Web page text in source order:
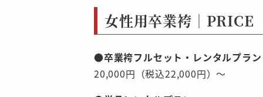
女性用卒業袴｜
●卒業袴フルセット・レンタルプラン
20,000円（税込22,000円）～